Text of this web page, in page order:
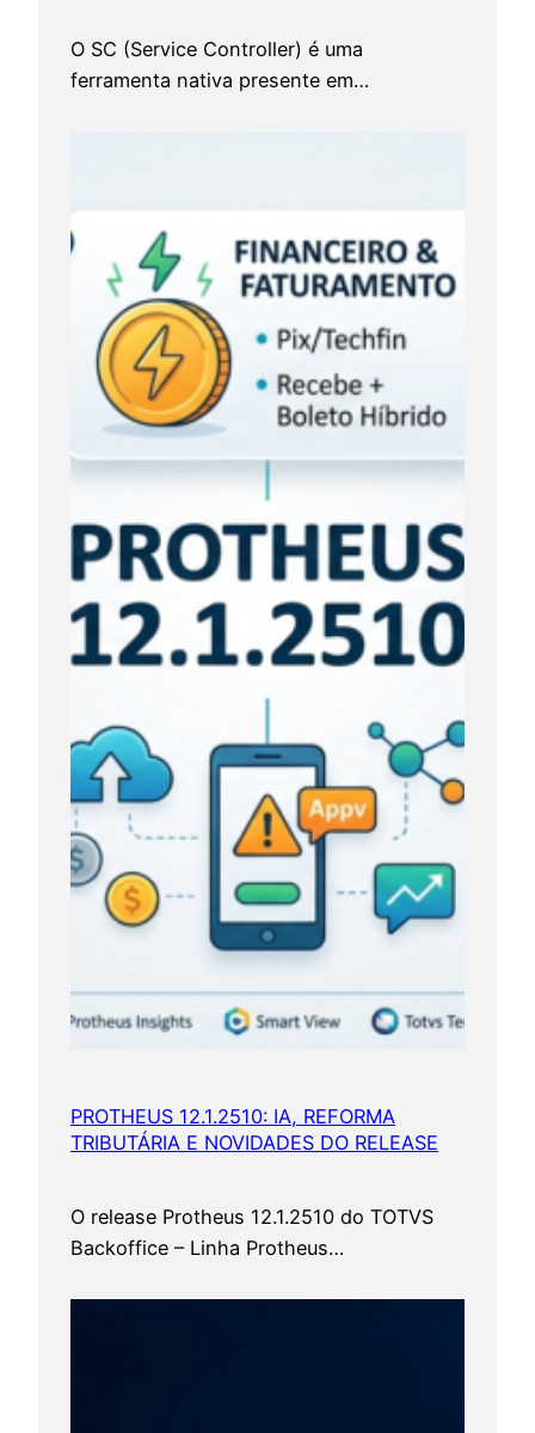
a
A
v
O SC (Service Controller) é uma
ferramenta nativa presente em…
PROTHEUS 12.1.2510: IA, REFORMA
TRIBUTÁRIA E NOVIDADES DO RELEASE
O release Protheus 12.1.2510 do TOTVS
Backoffice – Linha Protheus…